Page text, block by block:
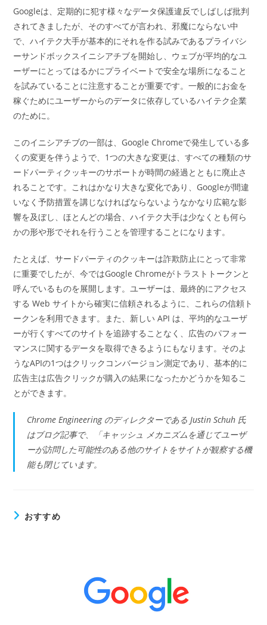
テ
ゴ
リ
ー:
Googleは、定期的に犯す様々なデータ保護違反でしばしば批判
されてきましたが、そのすべてが言われ、邪魔にならない中
で、ハイテク大手が基本的にそれを作る試みであるプライバシ
ーサンドボックスイニシアチブを開始し、ウェブが平均的なユ
ーザーにとってはるかにプライベートで安全な場所になること
を試みていることに注意することが重要です。一般的にお金を
稼ぐためにユーザーからのデータに依存しているハイテク企業
のために。
このイニシアチブの一部は、Google Chromeで発生している多
くの変更を伴うようで、1つの大きな変更は、すべての種類のサ
ードパーティクッキーのサポートが時間の経過とともに廃止さ
れることです。これはかなり大きな変化であり、Googleが間違
いなく予防措置を講じなければならないようなかなり広範な影
響を及ぼし、ほとんどの場合、ハイテク大手は少なくとも何ら
かの形や形でそれを行うことを管理することになります。
たとえば、サードパーティのクッキーは詐欺防止にとって非常
に重要でしたが、今ではGoogle Chromeがトラストトークンと
呼んでいるものを展開します。ユーザーは、最終的にアクセス
する Web サイトから確実に信頼されるように、これらの信頼ト
ークンを利用できます。また、新しい API は、平均的なユーザ
ーが行くすべてのサイトを追跡することなく、広告のパフォー
マンスに関するデータを取得できるようにもなります。そのよ
うなAPIの1つはクリックコンバージョン測定であり、基本的に
広告主は広告クリックが購入の結果になったかどうかを知るこ
とができます。
Chrome Engineering のディレクターである Justin Schuh 氏
はブログ記事で、「キャッシュ メカニズムを通じてユーザ
ーが訪問した可能性のある他のサイトをサイトが観察する機
能も閉じています。
おすすめ